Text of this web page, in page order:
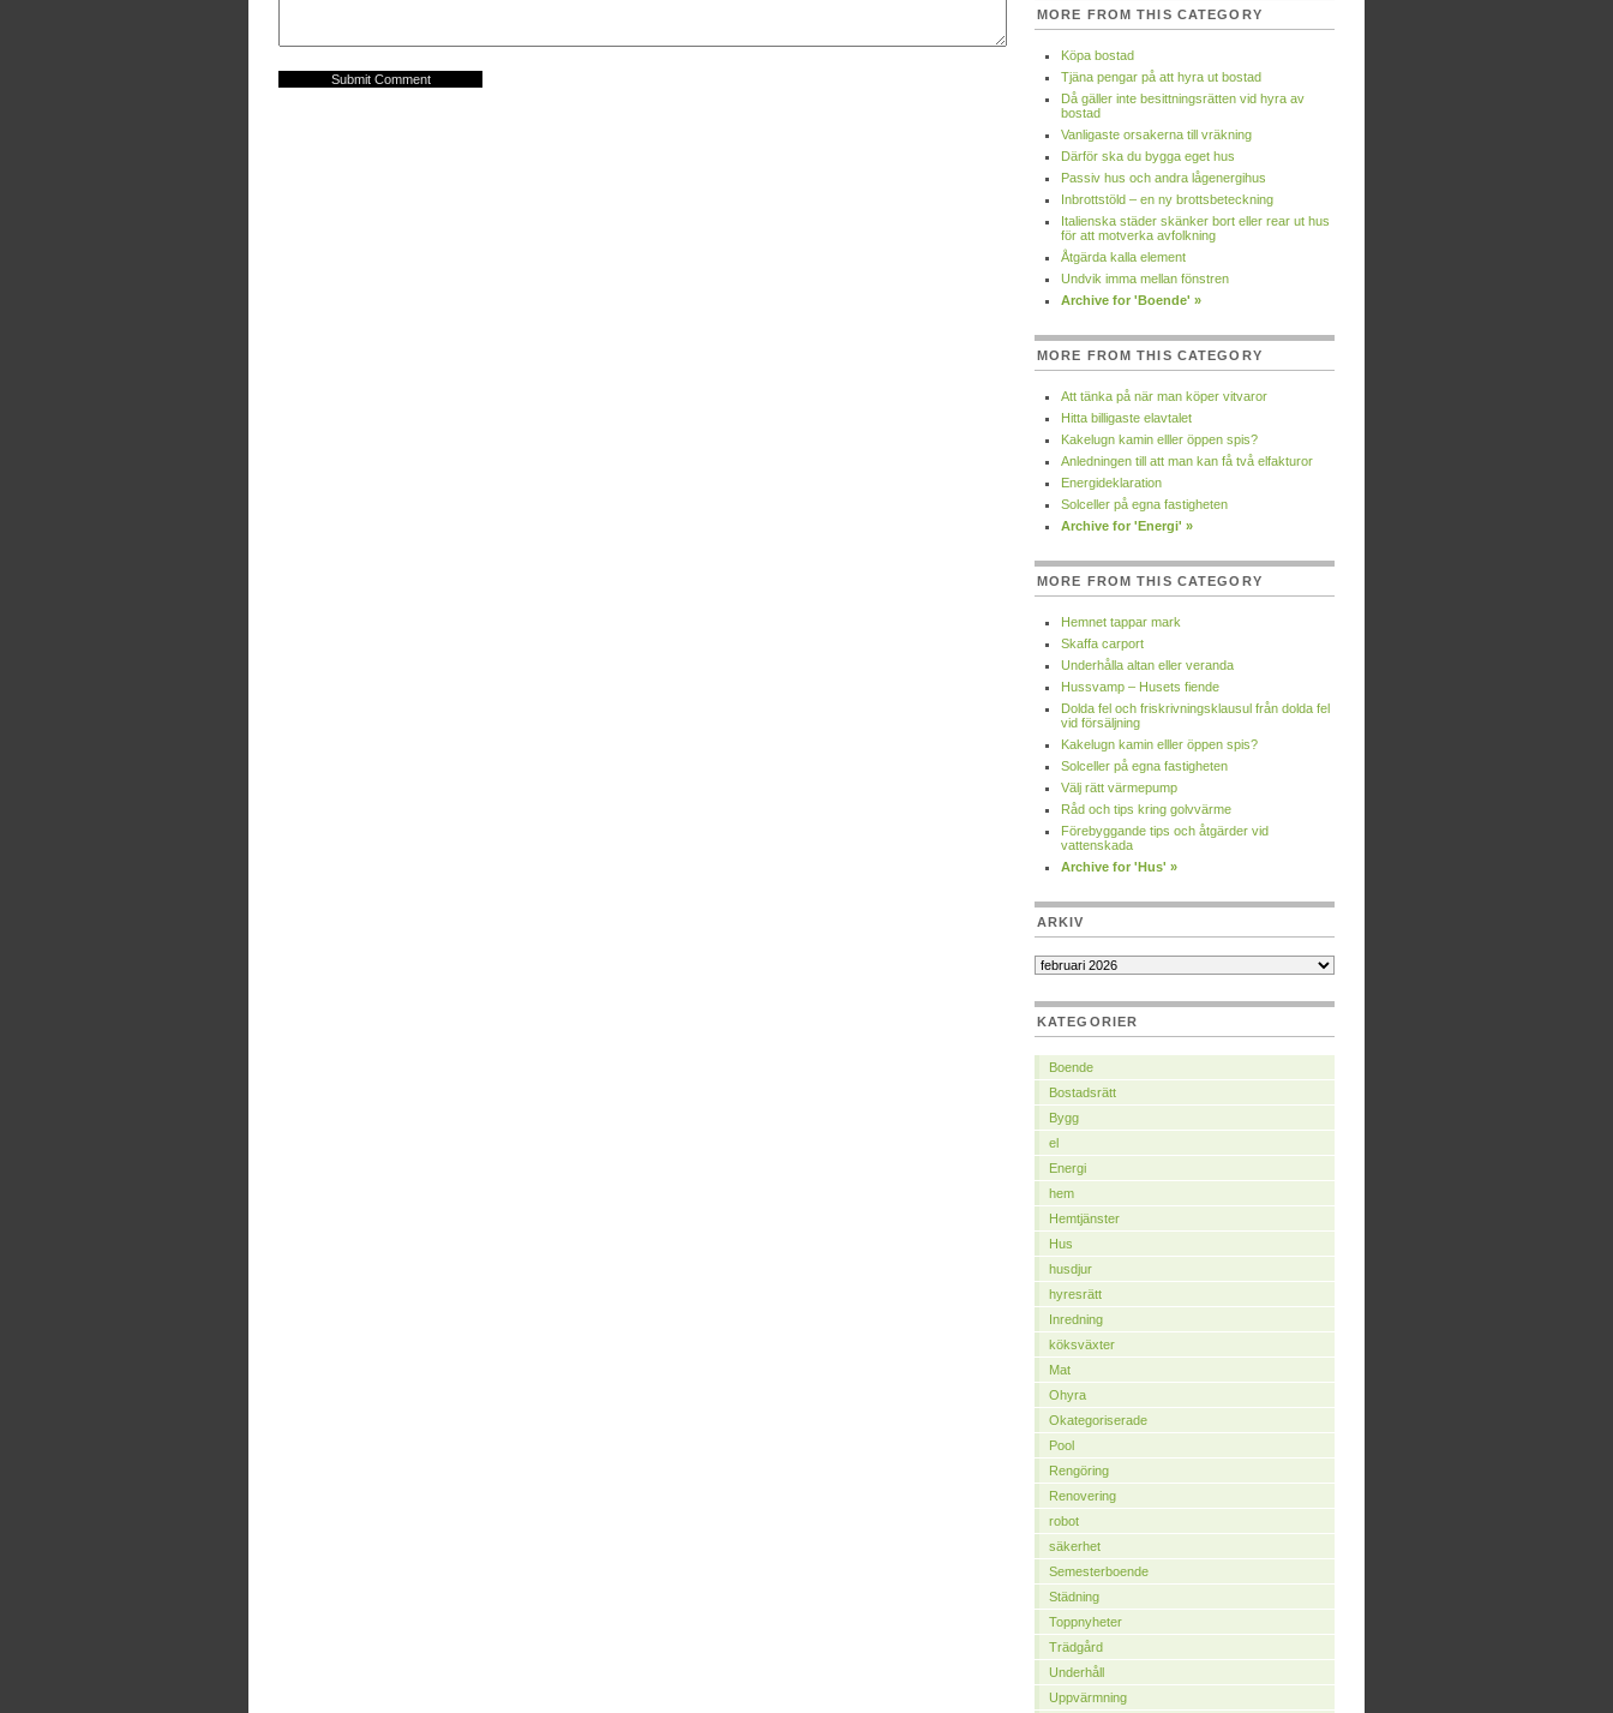
MORE FROM THIS CATEGORY
Köpa bostad
Tjäna pengar på att hyra ut bostad
Då gäller inte besittningsrätten vid hyra av
bostad
Vanligaste orsakerna till vräkning
Därför ska du bygga eget hus
Passiv hus och andra lågenergihus
Inbrottstöld – en ny brottsbeteckning
Italienska städer skänker bort eller rear ut hus
för att motverka avfolkning
Åtgärda kalla element
Undvik imma mellan fönstren
Archive for 'Boende' »
MORE FROM THIS CATEGORY
Att tänka på när man köper vitvaror
Hitta billigaste elavtalet
Kakelugn kamin elller öppen spis?
Anledningen till att man kan få två elfakturor
Energideklaration
Solceller på egna fastigheten
Archive for 'Energi' »
MORE FROM THIS CATEGORY
Hemnet tappar mark
Skaffa carport
Underhålla altan eller veranda
Hussvamp – Husets fiende
Dolda fel och friskrivningsklausul från dolda fel
vid försäljning
Kakelugn kamin elller öppen spis?
Solceller på egna fastigheten
Välj rätt värmepump
Råd och tips kring golvvärme
Förebyggande tips och åtgärder vid
vattenskada
Archive for 'Hus' »
ARKIV
KATEGORIER
Boende
Bostadsrätt
Bygg
el
Energi
hem
Hemtjänster
Hus
husdjur
hyresrätt
Inredning
köksväxter
Mat
Ohyra
Okategoriserade
Pool
Rengöring
Renovering
robot
säkerhet
Semesterboende
Städning
Toppnyheter
Trädgård
Underhåll
Uppvärmning